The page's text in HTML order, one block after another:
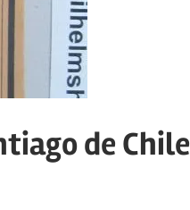
de Chile